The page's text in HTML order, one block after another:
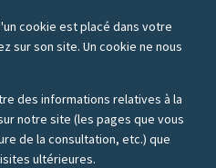
cookie est placé dans votre
sur son site. Un cookie ne nous
des informations relatives à la
notre site (les pages que vous
de la consultation, etc.) que
ultérieures.